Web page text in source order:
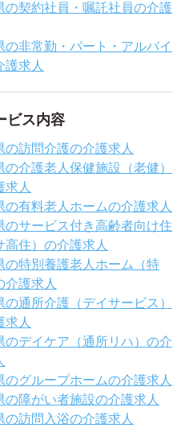
の契約社員・嘱託社員の介護
の非常勤・パート・アルバイ
護求人
ビス内容
の訪問介護の介護求人
の介護老人保健施設（老健）
求人
の有料老人ホームの介護求人
のサービス付き高齢者向け住
高住）の介護求人
の特別養護老人ホーム（特
介護求人
の通所介護（デイサービス）
求人
のデイケア（通所リハ）の介
のグループホームの介護求人
の障がい者施設の介護求人
の訪問入浴の介護求人